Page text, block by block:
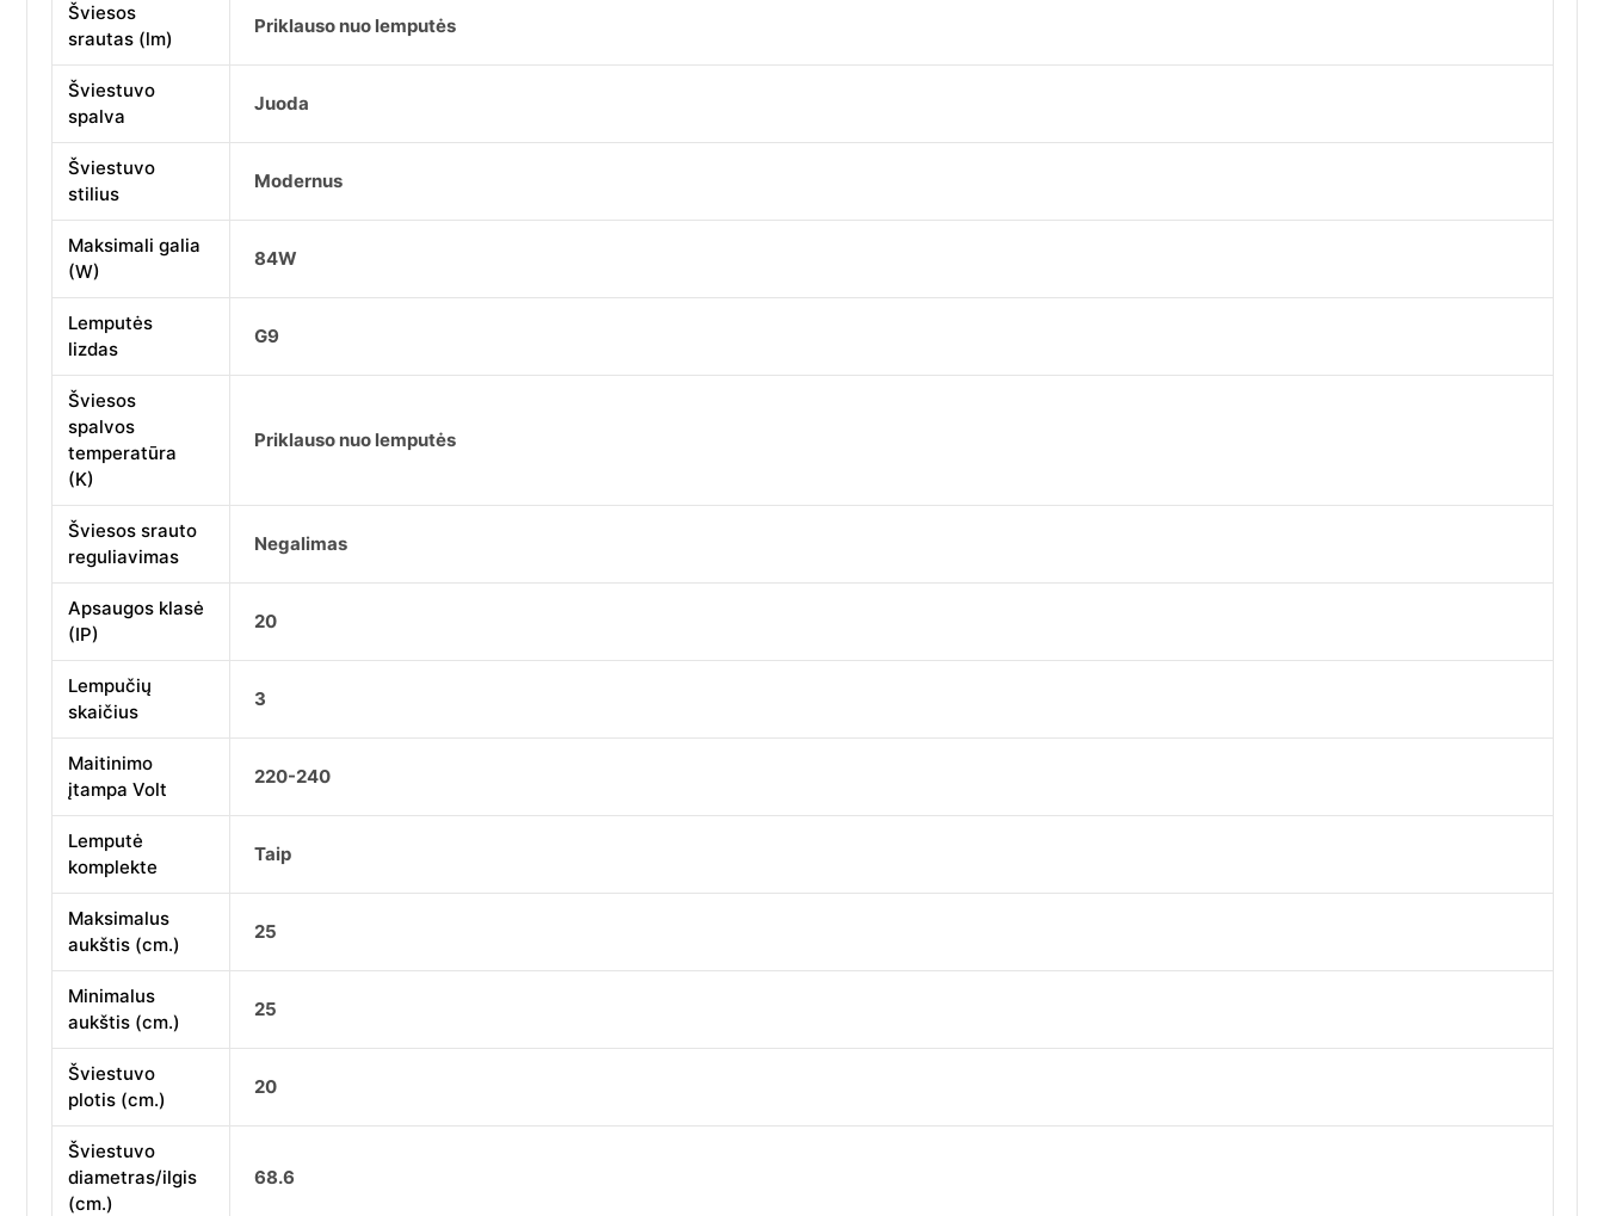
Šviesos
srautas (lm)
Priklauso nuo lemputės
Šviestuvo
spalva
Juoda
Šviestuvo
stilius
Modernus
Maksimali galia
(W)
84W
Lemputės
lizdas
G9
Šviesos
spalvos
temperatūra
(K)
Priklauso nuo lemputės
Šviesos srauto
reguliavimas
Negalimas
Apsaugos klasė
(IP)
20
Lempučių
skaičius
3
Maitinimo
įtampa Volt
220-240
Lemputė
komplekte
Taip
Maksimalus
aukštis (cm.)
25
Minimalus
aukštis (cm.)
25
Šviestuvo
plotis (cm.)
20
Šviestuvo
diametras/ilgis
(cm.)
68.6